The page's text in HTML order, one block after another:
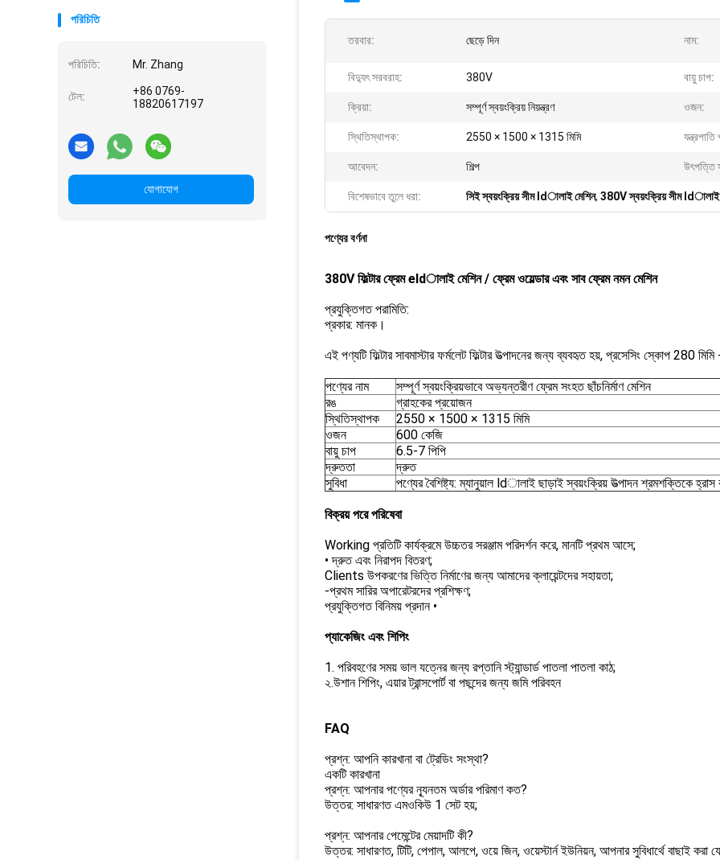
পরিচিতি
পরিচিতি: Mr. Zhang
টেল:
+86 0769-
18820617197
যোগাযোগ
তরবার: ছেড়ে দিন নাম:
বিদ্যুৎ সরবরাহ: 380V বায়ু চাপ:
ক্রিয়া: সম্পূর্ণ স্বয়ংক্রিয় নিয়ন্ত্রণ ওজন:
স্থিতিস্থাপক: 2550 × 1500 × 1315 মিমি যন্ত্রপাতি
আবেদন: শিল্প উৎপত্তি
বিশেষভাবে তুলে ধরা: সিই স্বয়ংক্রিয় সীম ldালাই মেশিন, 380V স্বয়ংক্রিয় সীম ldালাই
পণ্যের বর্ণনা
380V ফিল্টার ফ্রেম eldালাই মেশিন / ফ্রেম ওয়েল্ডার এবং সাব ফ্রেম নমন মেশিন
প্রযুক্তিগত পরামিতি:
প্রকার: মানক।
এই পণ্যটি ফিল্টার সাবমাস্টার ফর্মলেট ফিল্টার উত্পাদনের জন্য ব্যবহৃত হয়, প্রসেসিং স্কোপ 280
পণ্যের নাম
সম্পূর্ণ স্বয়ংক্রিয়ভাবে অভ্যন্তরীণ ফ্রেম সংহত ছাঁচনির্মাণ মেশিন
রঙ
গ্রাহকের প্রয়োজন
স্থিতিস্থাপক
2550 × 1500 × 1315 মিমি
ওজন
600 কেজি
বায়ু চাপ
6.5-7 পিপি
দ্রুততা
দ্রুত
সুবিধা
পণ্যের বৈশিষ্ট্য: ম্যানুয়াল ldালাই ছাড়াই স্বয়ংক্রিয় উত্পাদন শ্রমশক্তিকে হ্রাস
বিক্রয় পরে পরিষেবা
Working প্রতিটি কার্যক্রমে উচ্চতর সরঞ্জাম পরিদর্শন করে, মানটি প্রথম আসে;
• দ্রুত এবং নিরাপদ বিতরণ;
Clients উপকরণের ভিত্তি নির্মাণের জন্য আমাদের ক্লায়েন্টদের সহায়তা;
-প্রথম সারির অপারেটরদের প্রশিক্ষণ;
প্রযুক্তিগত বিনিময় প্রদান •
প্যাকেজিং এবং শিপিং
1. পরিবহণের সময় ভাল যত্নের জন্য রপ্তানি স্ট্যান্ডার্ড পাতলা পাতলা কাঠ;
২.উশান শিপিং, এয়ার ট্রান্সপোর্ট বা পছন্দের জন্য জমি পরিবহন
FAQ
প্রশ্ন: আপনি কারখানা বা ট্রেডিং সংস্থা?
একটি কারখানা
প্রশ্ন: আপনার পণ্যের ন্যূনতম অর্ডার পরিমাণ কত?
উত্তর: সাধারণত এমওকিউ 1 সেট হয়;
প্রশ্ন: আপনার পেমেন্টের মেয়াদটি কী?
উত্তর: সাধারণত, টিটি, পেপাল, আলপে, ওয়ে জিন, ওয়েস্টার্ন ইউনিয়ন, আপনার সুবিধার্থে বাছাই করা